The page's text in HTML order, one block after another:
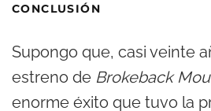
CONCLUSIÓN
Supongo que, casi veinte
estreno de Brokeback
enorme éxito que tuvo la